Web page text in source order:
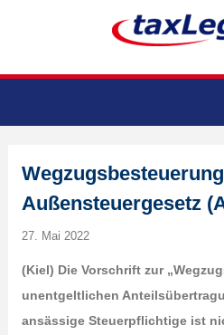
Außensteuergesetz
27. Mai 2022
(Kiel) Die Vorschrift zur
unentgeltlichen
ansässige Steuerpflichtige ist